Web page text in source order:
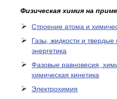
Физическая химия на
Cтроение атома и
Газы, жидкости и твердые
энергетика
Фазовые равновесия,
химическая кинетика
Электрохимия